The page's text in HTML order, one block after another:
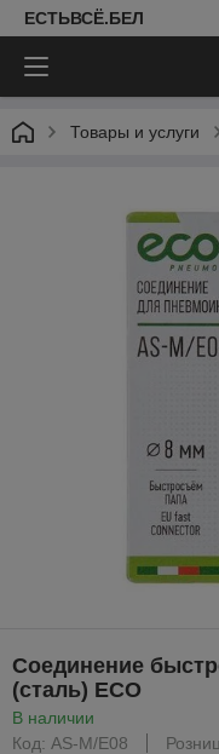
ЕСТЬВСЁ.БЕЛ
Товары и услуги
Соединение
(сталь) ECO
В наличии
Код: AS-M/E08